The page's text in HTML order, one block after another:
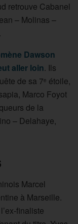
retrouve Cabanel
– Molinas –
Dawson
aller loin. Ils
de sa 7e étoile,
Marco Foyot
de la
– Delahaye,
Marcel
à Marseille.
finaliste